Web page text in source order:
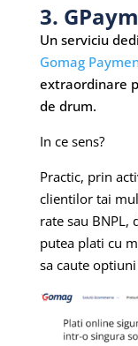
3.
Un serviciu
Gomag
extraordinare
de drum.
In ce sens?
Practic, prin
clientilor tai
rate sau BNPL,
putea plati cu
sa caute